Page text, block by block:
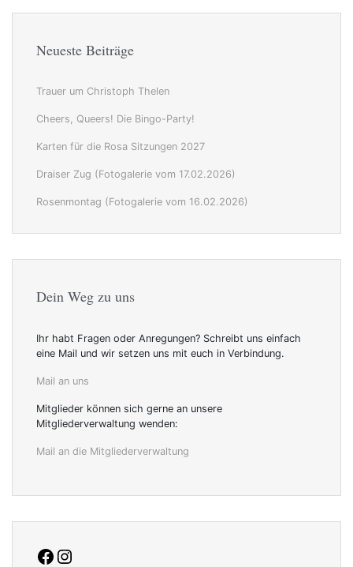
Neueste Beiträge
Trauer um Christoph Thelen
Cheers, Queers! Die Bingo-Party!
Karten für die Rosa Sitzungen 2027
Draiser Zug (Fotogalerie vom 17.02.2026)
Rosenmontag (Fotogalerie vom 16.02.2026)
Dein Weg zu uns
Ihr habt Fragen oder Anregungen? Schreibt uns einfach
eine Mail und wir setzen uns mit euch in Verbindung.
Mail an uns
Mitglieder können sich gerne an unsere
Mitgliederverwaltung wenden:
Mail an die Mitgliederverwaltung
facebookInstagram